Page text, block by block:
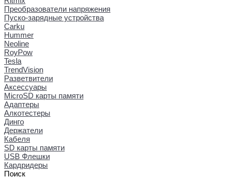
Преобразователи напряжения
Пуско-зарядные устройства
Carku
Hummer
Neoline
RoyPow
Tesla
TrendVision
Разветвители
Аксессуары
MicroSD карты памяти
Адаптеры
Алкотестеры
Динго
Держатели
Кабеля
SD карты памяти
USB Флешки
Кардридеры
Поиск